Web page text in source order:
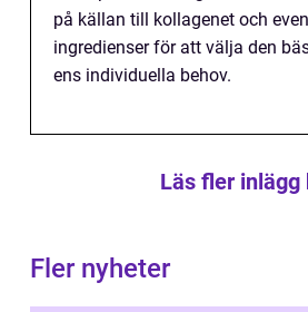
på källan till kollagenet och
ingredienser för att välja den
ens individuella behov.
Läs fler inlägg
Fler nyheter